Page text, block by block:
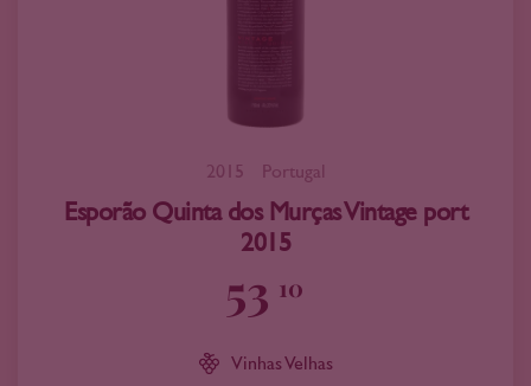
2015 Portugal
Esporão Quinta dos Murças Vintage port
2015
53 10
Vinhas Velhas